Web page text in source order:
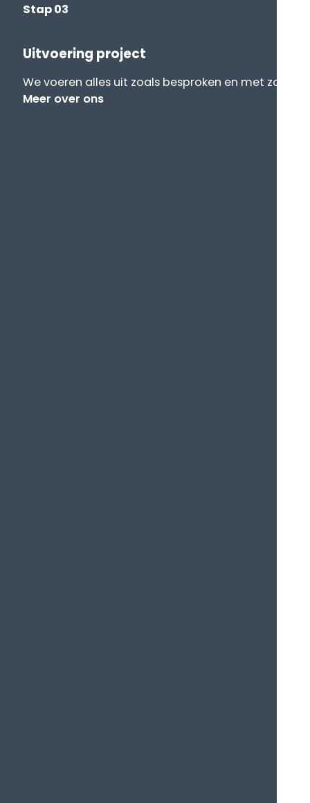
Stap 03
Uitvoering project
We voeren alles uit zoals besproken en met zo
Meer over ons